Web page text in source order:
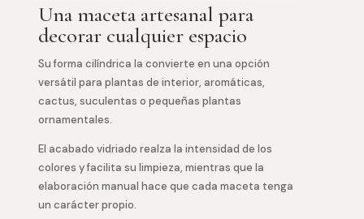
Una maceta artesanal para
decorar cualquier espacio
Su forma cilíndrica la convierte en una opción
versátil para plantas de interior, aromáticas,
cactus, suculentas o pequeñas plantas
ornamentales.
El acabado vidriado realza la intensidad de los
colores y facilita su limpieza, mientras que la
elaboración manual hace que cada maceta tenga
un carácter propio.